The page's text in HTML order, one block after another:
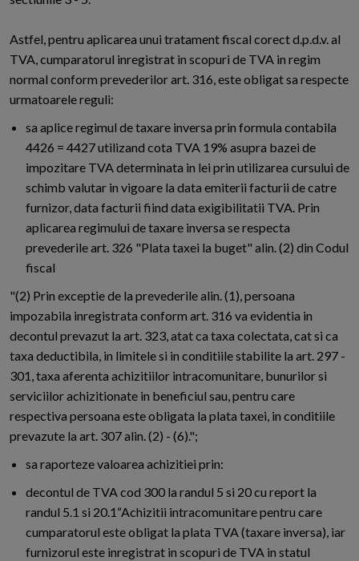
Astfel, pentru aplicarea unui tratament fiscal corect d.p.d.v. al
TVA, cumparatorul inregistrat in scopuri de TVA in regim
normal conform prevederilor art. 316, este obligat sa respecte
urmatoarele reguli:
sa aplice regimul de taxare inversa prin formula contabila
4426 = 4427 utilizand cota TVA 19% asupra bazei de
impozitare TVA determinata in lei prin utilizarea cursului de
schimb valutar in vigoare la data emiterii facturii de catre
furnizor, data facturii fiind data exigibilitatii TVA. Prin
aplicarea regimului de taxare inversa se respecta
prevederile art. 326 "Plata taxei la buget" alin. (2) din Codul
fiscal
"(2) Prin exceptie de la prevederile alin. (1), persoana
impozabila inregistrata conform art. 316 va evidentia in
decontul prevazut la art. 323, atat ca taxa colectata, cat si ca
taxa deductibila, in limitele si in conditiile stabilite la art. 297 -
301, taxa aferenta achizitiilor intracomunitare, bunurilor si
serviciilor achizitionate in beneficiul sau, pentru care
respectiva persoana este obligata la plata taxei, in conditiile
prevazute la art. 307 alin. (2) - (6).";
sa raporteze valoarea achizitiei prin:
decontul de TVA cod 300 la randul 5 si 20 cu report la
randul 5.1 si 20.1“Achizitii intracomunitare pentru care
cumparatorul este obligat la plata TVA (taxare inversa), iar
furnizorul este inregistrat in scopuri de TVA in statul